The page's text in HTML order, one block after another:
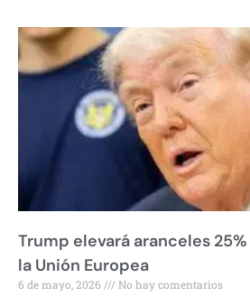
Trump elevará aranceles
la Unión Europea
6 de mayo, 2026 No hay comentarios